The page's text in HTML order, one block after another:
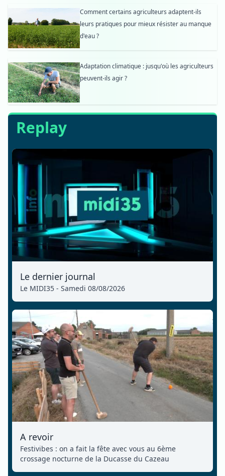
Comment certains agriculteurs adaptent-ils
leurs pratiques pour mieux résister au manque
d'eau ?
Adaptation climatique : jusqu'où les agriculteurs
peuvent-ils agir ?
Replay
Le dernier journal
Le MIDI35 - Samedi 08/08/2026
A revoir
Festivibes : on a fait la fête avec vous au 6ème
crossage nocturne de la Ducasse du Cazeau